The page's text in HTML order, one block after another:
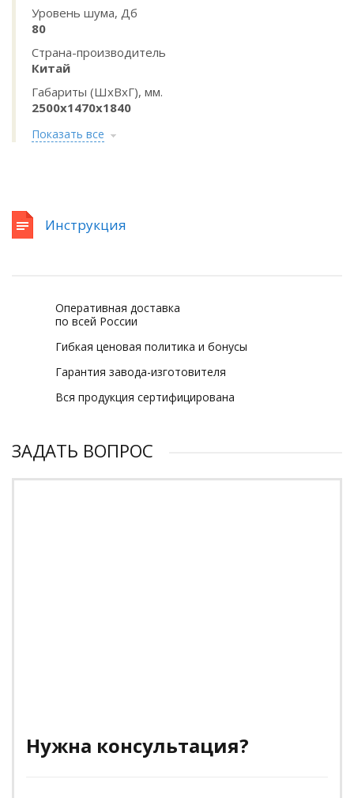
Уровень шума, Дб
80
Страна-производитель
Китай
Габариты (ШхВхГ), мм.
2500x1470х1840
Показать все
Инструкция
Оперативная доставка
по всей России
Гибкая ценовая политика и бонусы
Гарантия завода-изготовителя
Вся продукция сертифицирована
ЗАДАТЬ ВОПРОС
Нужна консультация?